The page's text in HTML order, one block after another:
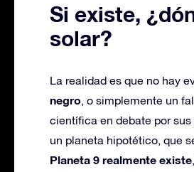
Si existe,
solar?
La realidad es que no hay
negro, o simplemente un
científica en debate por
un planeta hipotético, que
Planeta 9 realmente existe